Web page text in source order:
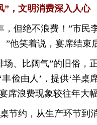
”，文明消费深入人心
绝不浪费！”市民李
”他笑着说，宴席结
比阔气”的旧俗，正
丰俭由人’，提供‘半
席浪费现象较往年大
约，从生产环节到消